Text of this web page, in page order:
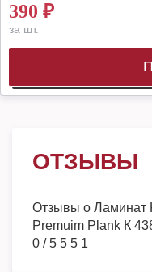
390 ₽
за шт.
ОТЗЫВЫ
Отзывы о Ламинат
Premuim Plank К
0 /5 5 5 1